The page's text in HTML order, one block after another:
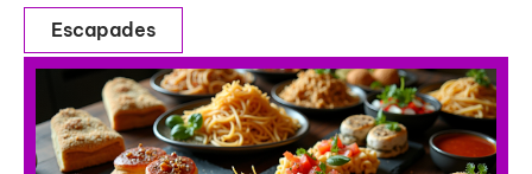
Escapades